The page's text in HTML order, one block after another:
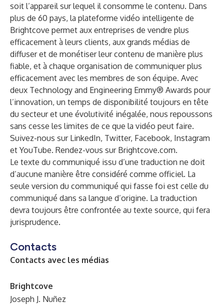
soit l’appareil sur lequel il consomme le contenu. Dans
plus de 60 pays, la plateforme vidéo intelligente de
Brightcove permet aux entreprises de vendre plus
efficacement à leurs clients, aux grands médias de
diffuser et de monétiser leur contenu de manière plus
fiable, et à chaque organisation de communiquer plus
efficacement avec les membres de son équipe. Avec
deux Technology and Engineering Emmy® Awards pour
l’innovation, un temps de disponibilité toujours en tête
du secteur et une évolutivité inégalée, nous repoussons
sans cesse les limites de ce que la vidéo peut faire.
Suivez-nous sur LinkedIn, Twitter, Facebook, Instagram
et YouTube. Rendez-vous sur Brightcove.com.
Le texte du communiqué issu d’une traduction ne doit
d’aucune manière être considéré comme officiel. La
seule version du communiqué qui fasse foi est celle du
communiqué dans sa langue d’origine. La traduction
devra toujours être confrontée au texte source, qui fera
jurisprudence.
Contacts
Contacts avec les médias
Brightcove
Joseph J. Nuñez